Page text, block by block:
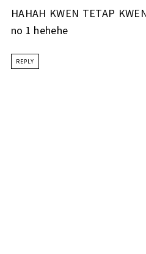
HAHAH KWEN TETAP
no 1 hehehe
REPLY